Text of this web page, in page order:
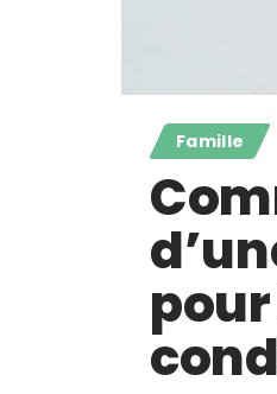
Famille